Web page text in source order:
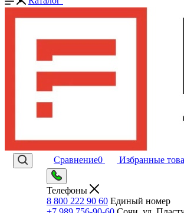
Сравнение0 Избранные
Телефоны
8 800 222 90 60 Единый номер